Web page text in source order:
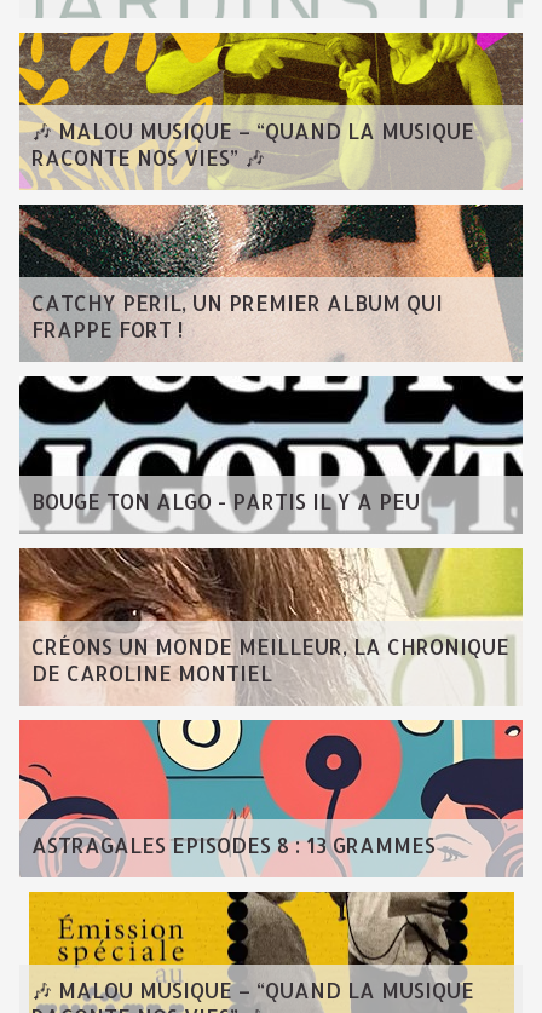
🎶 MALOU MUSIQUE – “QUAND LA MUSIQUE
RACONTE NOS VIES” 🎶
CATCHY PERIL, UN PREMIER ALBUM QUI
FRAPPE FORT !
BOUGE TON ALGO - PARTIS IL Y A PEU
CRÉONS UN MONDE MEILLEUR, LA CHRONIQUE
DE CAROLINE MONTIEL
ASTRAGALES EPISODES 8 : 13 GRAMMES
🎶 MALOU MUSIQUE – “QUAND LA MUSIQUE